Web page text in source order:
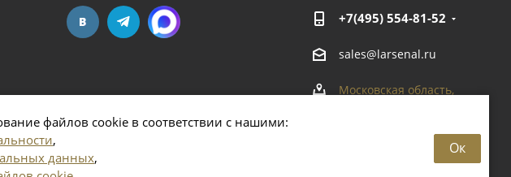
файлов cookie в соответствии с нашими:
,
данных,
Ок
+7(495) 554-81-52
sales@larsenal.ru
Московская область,